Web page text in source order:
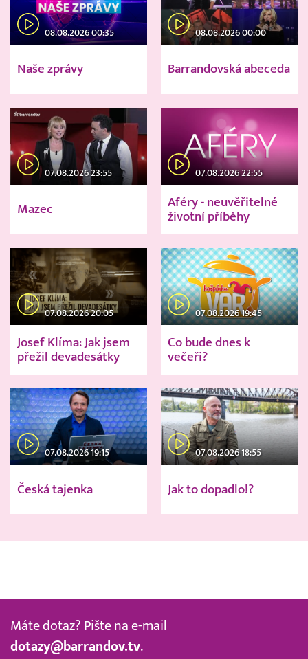
08.08.2026 00:35
Naše zprávy
08.08.2026 00:00
Barrandovská abeceda
07.08.2026 23:55
Mazec
07.08.2026 22:55
Aféry - neuvěřitelné
životní příběhy
07.08.2026 20:05
Josef Klíma: Jak jsem
přežil devadesátky
07.08.2026 19:45
Co bude dnes k
večeři?
07.08.2026 19:15
Česká tajenka
07.08.2026 18:55
Jak to dopadlo!?
Máte dotaz? Pište na e-mail
dotazy@barrandov.tv.